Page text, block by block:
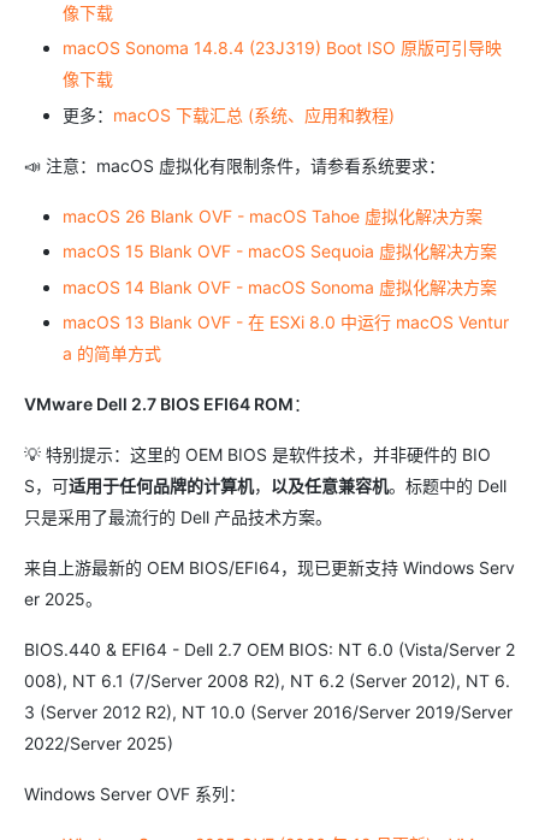
像下载
macOS Sonoma 14.8.4 (23J319) Boot ISO 原版可引导映
像下载
更多： macOS 下载汇总 (系统、应用和教程)
📣 注意：macOS 虚拟化有限制条件，请参看系统要求：
macOS 26 Blank OVF - macOS Tahoe 虚拟化解决方案
macOS 15 Blank OVF - macOS Sequoia 虚拟化解决方案
macOS 14 Blank OVF - macOS Sonoma 虚拟化解决方案
macOS 13 Blank OVF - 在 ESXi 8.0 中运行 macOS Ventur
a 的简单方式
VMware Dell 2.7 BIOS EFI64 ROM：
💡 特别提示：这里的 OEM BIOS 是软件技术，并非硬件的 BIO
S，可适用于任何品牌的计算机， 以及任意兼容机。标题中的 Dell
只是采用了最流行的 Dell 产品技术方案。
来自上游最新的 OEM BIOS/EFI64，现已更新支持 Windows Serv
er 2025。
BIOS.440 & EFI64 - Dell 2.7 OEM BIOS: NT 6.0 (Vista/Server 2
008), NT 6.1 (7/Server 2008 R2), NT 6.2 (Server 2012), NT 6.
3 (Server 2012 R2), NT 10.0 (Server 2016/Server 2019/Server
2022/Server 2025)
Windows Server OVF 系列：